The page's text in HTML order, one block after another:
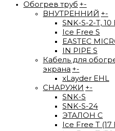
Обогрев труб +-
ВНУТРЕННИЙ +-
SNK-S-2-T,
Ice Free S
EASTEC
IN PIPE S
Кабель для
экрана +-
xLayder EHL
СНАРУЖИ +-
SNK-S
SNK-S-24
ЭТАЛОН С
Ice Free T (17